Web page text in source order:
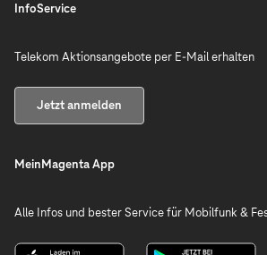
InfoService
Telekom Aktionsangebote per E-Mail erhalten
Jetzt anmelden
MeinMagenta App
Alle Infos und bester Service für Mobilfunk &